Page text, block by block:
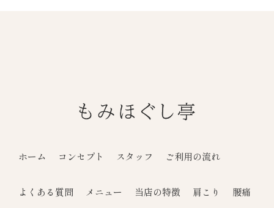
ホーム コンセプト スタッフ ご利用の流れ
よくある質問 メニュー 当店の特徴 肩こり 腰痛